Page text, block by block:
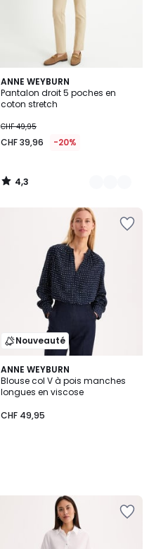
ANNE WEYBURN
Pantalon droit 5 poches en
coton stretch
CHF 49,95
CHF 39,96 -20%
4,3
/ 5
5
Couleurs
4,3
/
Nouveauté
ANNE WEYBURN
Blouse col V à pois manches
longues en viscose
CHF 49,95